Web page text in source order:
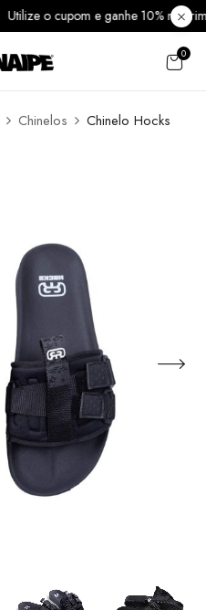
Utilize o cupom e ganhe 10% na
0
Chinelos
Chinelo Hocks